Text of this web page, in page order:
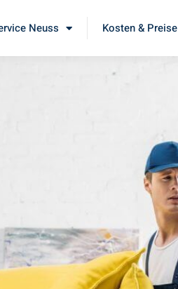
Neuss Kosten & Preise